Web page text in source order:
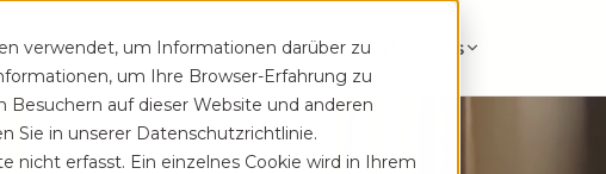
verwendet, um Informationen darüber zu
um Ihre Browser-Erfahrung zu
Besuchern auf dieser Website und anderen
Sie in unserer Datenschutzrichtlinie.
nicht erfasst. Ein einzelnes Cookie wird in Ihrem
Rezeptservice Wissen Hilfe Über uns